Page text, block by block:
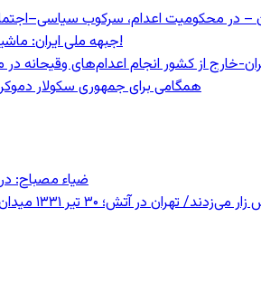
– در محکومیت اعدام، سرکوب
جبهه ملی ایران: ماشین اعدام را متوقف کنید!
خارج از کشور انجام اعدام‌های وقیحانه
همگامی برای جمهوری سکولار
ضیاء مصباح:
تیر ۱۳۳۱ میدان بهارستان چه خبر بود؟